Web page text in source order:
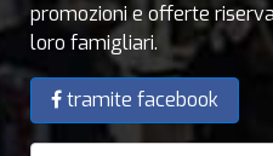
promozioni e offerte
loro famigliari.
tramite facebook